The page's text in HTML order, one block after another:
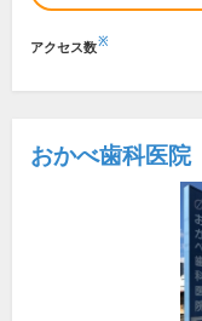
アクセス数※
おかべ歯科医院